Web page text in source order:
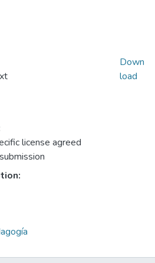
license agreed
Down
load